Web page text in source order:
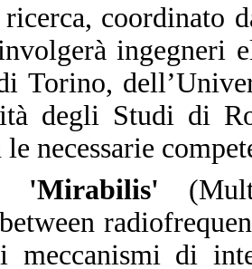
coordinato
ingegneri
Torino,
degli Studi di
necessarie
'Mirabilis'
meccanismi di